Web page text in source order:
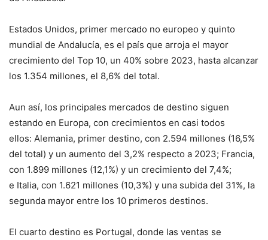
Estados Unidos, primer mercado no europeo y quinto
mundial de Andalucía, es el país que arroja el mayor
crecimiento del Top 10, un 40% sobre 2023, hasta alcanzar
los 1.354 millones, el 8,6% del total.
Aun así, los principales mercados de destino siguen
estando en Europa, con crecimientos en casi todos
ellos: Alemania, primer destino, con 2.594 millones (16,5%
del total) y un aumento del 3,2% respecto a 2023; Francia,
con 1.899 millones (12,1%) y un crecimiento del 7,4%;
e Italia, con 1.621 millones (10,3%) y una subida del 31%, la
segunda mayor entre los 10 primeros destinos.
El cuarto destino es Portugal, donde las ventas se